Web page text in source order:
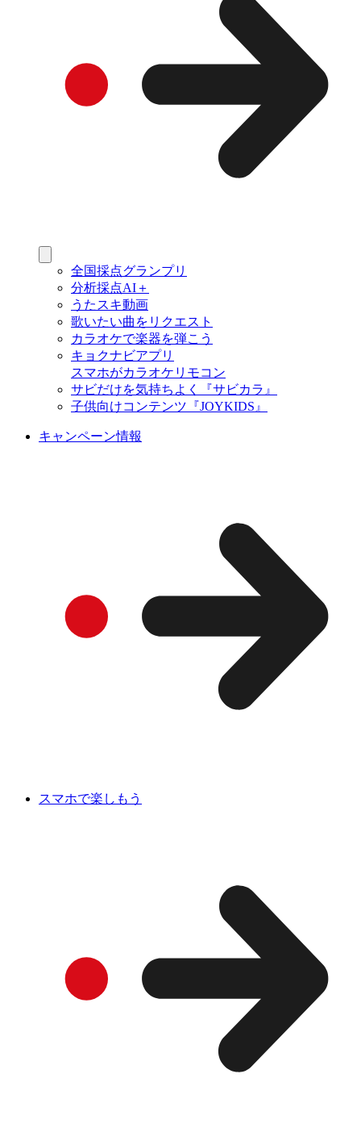
全国採点グランプリ
分析採点AI＋
うたスキ動画
歌いたい曲をリクエスト
カラオケで楽器を弾こう
キョクナビアプリ
スマホがカラオケリモコン
サビだけを気持ちよく『サビカラ』
子供向けコンテンツ『JOYKIDS』
キャンペーン情報
スマホで楽しもう